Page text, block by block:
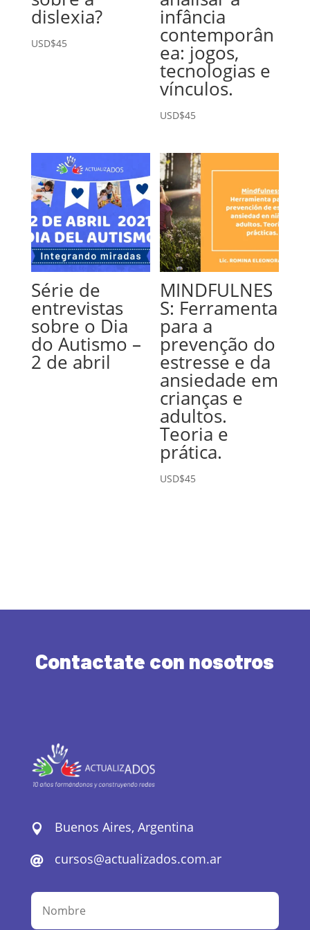
dislexia?
USD$45
infância
contemporân
ea: jogos,
tecnologias e
vínculos.
USD$45
Série de
entrevistas
sobre o Dia
do Autismo –
2 de abril
MINDFULNES
S: Ferramenta
para a
prevenção do
estresse e da
ansiedade em
crianças e
adultos.
Teoria e
prática.
USD$45
Contactate con nosotros
 Buenos Aires, Argentina
 cursos@actualizados.com.ar